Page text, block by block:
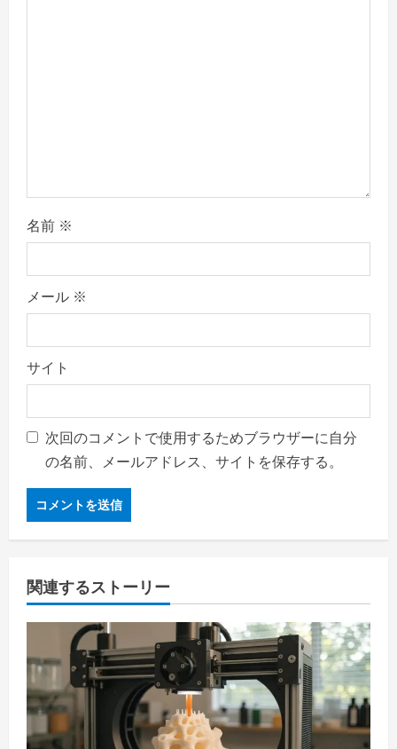
名前 ※
メール ※
サイト
次回のコメントで使用するためブラウザーに自分
の名前、メールアドレス、サイトを保存する。
関連するストーリー